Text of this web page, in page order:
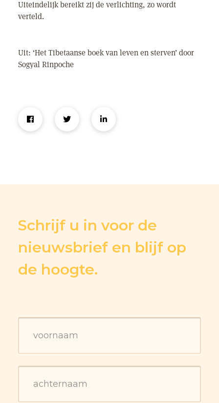
Uiteindelijk bereikt zij de verlichting, zo wordt
verteld.
Uit: ‘Het Tibetaanse boek van leven en sterven’ door
Sogyal Rinpoche
Schrijf u in voor de
nieuwsbrief en blijf op
de hoogte.